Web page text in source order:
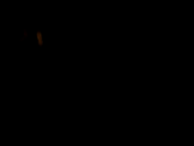
Thérapie par les
remarquable de